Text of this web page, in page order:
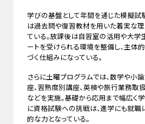
学びの基盤として年間を通じた模擬試
は過去問や復習教材を用いた着実な
ている。放課後は自習室の活用や大学
ートを受けられる環境を整備し、主体
づく仕組みになっている。
さらに土曜プログラムでは、数学や小
座、習熟度別講座、英検や旅行業務取
などを実施。基礎から応用まで幅広く
に資格試験への挑戦は、進学にも就職
的な力となっている。